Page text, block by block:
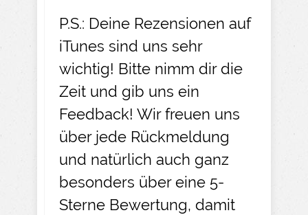
P.S.: Deine Rezensionen auf
iTunes sind uns sehr
wichtig! Bitte nimm dir die
Zeit und gib uns ein
Feedback! Wir freuen uns
über jede Rückmeldung
und natürlich auch ganz
besonders über eine 5-
Sterne Bewertung, damit